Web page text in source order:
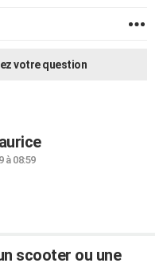
votre question
à 08:59
scooter ou une